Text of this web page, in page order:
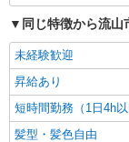
キー
パート
生鮮市場TOP 流山
同じ特徴から流山
未経験歓迎
昇給あり
短時間勤務（1日4h
髪型・髪色自由